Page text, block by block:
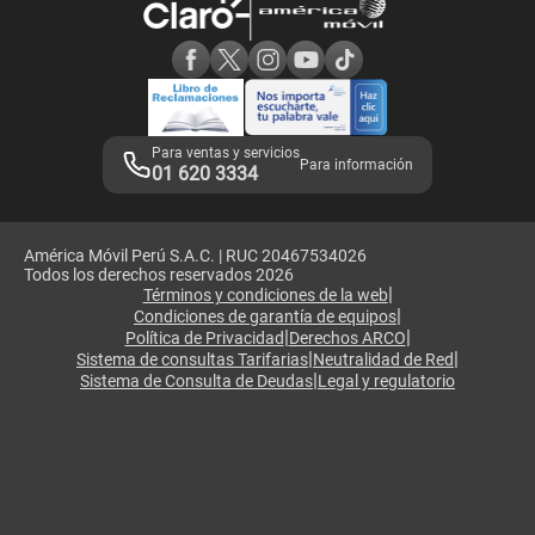
Adquirientes iPhone 6, 6S y SE
Mensaje de Seguridad
Términos y Condiciones de Tienda Claro
Libro de Reclamaciones
Legales de marketplace
Para ventas y servicios
01 620 3334 Para información
América Móvil Perú S.A.C. | RUC 20467534026
Todos los derechos reservados 2026
Términos y condiciones de la web|
Condiciones de garantía de equipos|
Política de Privacidad|Derechos ARCO|
Sistema de consultas Tarifarias|Neutralidad de Red|
Sistema de Consulta de Deudas|Legal y regulatorio